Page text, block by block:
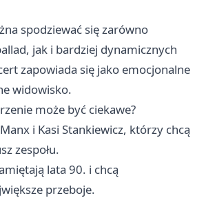
spodziewać się zarówno
jak i bardziej dynamicznych
zapowiada się jako emocjonalne
widowisko.
może być ciekawe?
i Kasi Stankiewicz, którzy chcą
zespołu.
lata 90. i chcą
przeboje.